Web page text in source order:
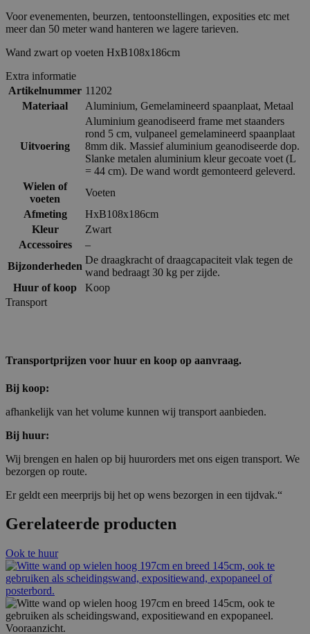
Voor evenementen, beurzen, tentoonstellingen, exposities etc met
meer dan 50 meter wand hanteren we lagere tarieven.
Wand zwart op voeten HxB108x186cm
Extra informatie
Artikelnummer 11202
Materiaal
Aluminium, Gemelamineerd spaanplaat, Metaal
Uitvoering
Aluminium geanodiseerd frame met staanders
rond 5 cm, vulpaneel gemelamineerd spaanplaat
8mm dik. Massief aluminium geanodiseerde dop.
Slanke metalen aluminium kleur gecoate voet (L
= 44 cm). De wand wordt gemonteerd geleverd.
Wielen of
voeten
Voeten
Afmeting
HxB108x186cm
Kleur
Zwart
Accessoires
–
Bijzonderheden
De draagkracht of draagcapaciteit vlak tegen de
wand bedraagt 30 kg per zijde.
Huur of koop
Koop
Transport
Transportprijzen voor huur en koop op aanvraag.
Bij koop:
afhankelijk van het volume kunnen wij transport aanbieden.
Bij huur:
Wij brengen en halen op bij huurorders met ons eigen transport. We
bezorgen op route.
Er geldt een meerprijs bij het op wens bezorgen in een tijdvak.“
Gerelateerde producten
Ook te huur